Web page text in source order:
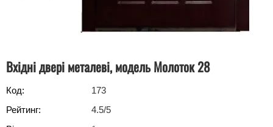
Вхідні двері металеві, модель Молоток 28
Код:
173
Рейтинг:
4.5/5